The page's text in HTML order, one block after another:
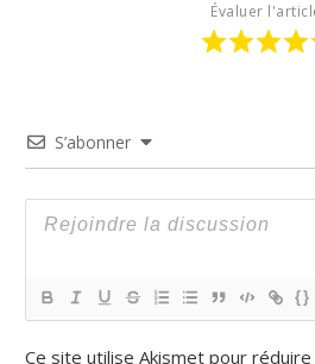
Évaluer
S’abonner
{}
Ce site utilise Akismet pour